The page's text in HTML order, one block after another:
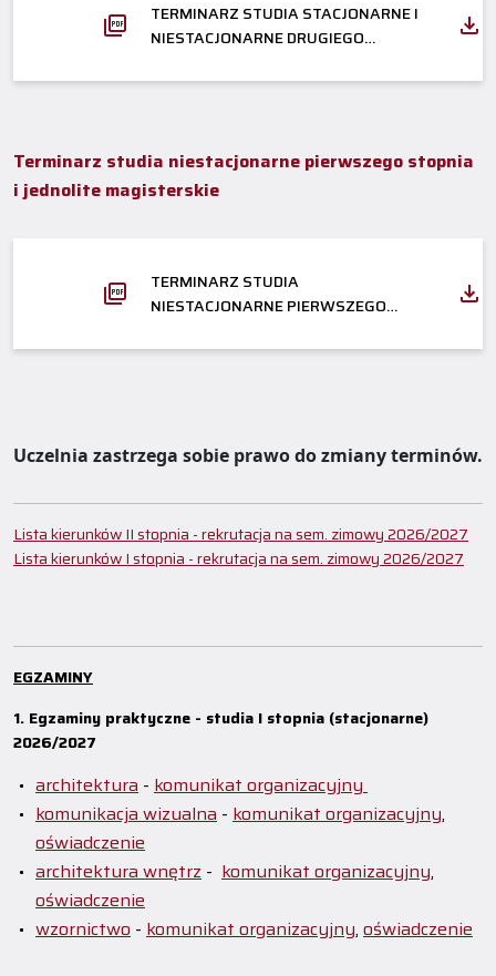
TERMINARZ STUDIA STACJONARNE I
NIESTACJONARNE DRUGIEGO
Terminarz studia niestacjonarne pierwszego stopnia
i jednolite magisterskie
TERMINARZ STUDIA
NIESTACJONARNE PIERWSZEGO
Uczelnia zastrzega sobie prawo do zmiany terminów.
Lista kierunków II stopnia - rekrutacja na sem. zimowy 2026/2027
Lista kierunków I stopnia - rekrutacja na sem. zimowy 2026/2027
EGZAMINY
1. Egzaminy praktyczne - studia I stopnia (stacjonarne)
2026/2027
architektura - komunikat organizacyjny
komunikacja wizualna - komunikat organizacyjny,
oświadczenie
architektura wnętrz - komunikat organizacyjny,
oświadczenie
wzornictwo - komunikat organizacyjny, oświadczenie